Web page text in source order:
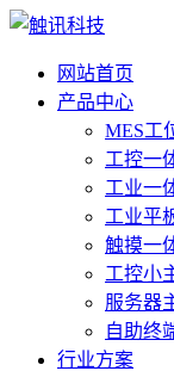
网站首页
产品中心
MES工
工控一
工业一
工业平
触摸一
工控小
服务器
自助终
行业方案